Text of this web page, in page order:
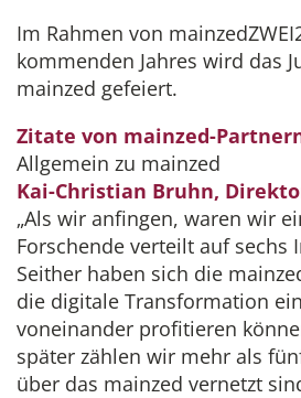
Im Rahmen von
kommenden Jahres wird das
mainzed gefeiert.
Zitate von mainzed-
Allgemein zu mainzed
Kai-Christian Bruhn,
„Als wir anfingen, waren wir
Forschende verteilt auf sechs
Seither haben sich die
die digitale Transformation
voneinander profitieren
später zählen wir mehr als
über das mainzed vernetzt